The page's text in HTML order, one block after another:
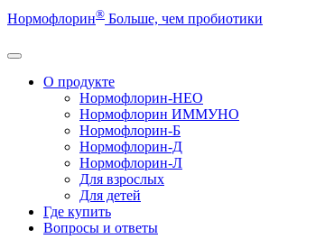
Нормофлорин® Больше, чем пробиотики
О продукте
Нормофлорин-НЕО
Нормофлорин ИММУНО
Нормофлорин-Б
Нормофлорин-Д
Нормофлорин-Л
Для взрослых
Для детей
Где купить
Вопросы и ответы